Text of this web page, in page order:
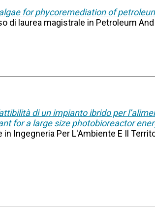
for phycoremediation of
di laurea magistrale in Petroleum
di un impianto ibrido per
for a large size photobioreactor
Ingegneria Per L'Ambiente E Il